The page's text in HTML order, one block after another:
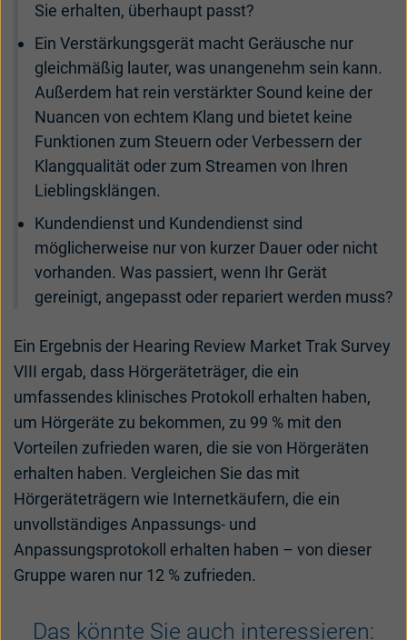
Sie erhalten, überhaupt passt?
Ein Verstärkungsgerät macht Geräusche nur
gleichmäßig lauter, was unangenehm sein kann.
Außerdem hat rein verstärkter Sound keine der
Nuancen von echtem Klang und bietet keine
Funktionen zum Steuern oder Verbessern der
Klangqualität oder zum Streamen von Ihren
Lieblingsklängen.
Kundendienst und Kundendienst sind
möglicherweise nur von kurzer Dauer oder nicht
vorhanden. Was passiert, wenn Ihr Gerät
gereinigt, angepasst oder repariert werden muss?
Ein Ergebnis der Hearing Review Market Trak Survey
VIII ergab, dass Hörgeräteträger, die ein
umfassendes klinisches Protokoll erhalten haben,
um Hörgeräte zu bekommen, zu 99 % mit den
Vorteilen zufrieden waren, die sie von Hörgeräten
erhalten haben. Vergleichen Sie das mit
Hörgeräteträgern wie Internetkäufern, die ein
unvollständiges Anpassungs- und
Anpassungsprotokoll erhalten haben – von dieser
Gruppe waren nur 12 % zufrieden.
Das könnte Sie auch interessieren: